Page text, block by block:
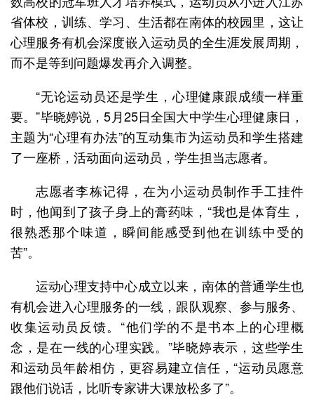
省体校，训练、学习、生活都在南体的校园里，这让
心理服务有机会深度嵌入运动员的全生涯发展周期，
而不是等到问题爆发再介入调整。
“无论运动员还是学生，心理健康跟成绩一样重
要。”毕晓婷说，5月25日全国大中学生心理健康日，
主题为“心理有办法”的互动集市为运动员和学生搭建
了一座桥，活动面向运动员，学生担当志愿者。
志愿者李栋记得，在为小运动员制作手工挂件
时，他闻到了孩子身上的膏药味，“我也是体育生，
很熟悉那个味道，瞬间能感受到他在训练中受的
苦”。
运动心理支持中心成立以来，南体的普通学生也
有机会进入心理服务的一线，跟队观察、参与服务、
收集运动员反馈。“他们学的不是书本上的心理概
念，是在一线的心理实践。”毕晓婷表示，这些学生
和运动员年龄相仿，更容易建立信任，“运动员愿意
跟他们说话，比听专家讲大课放松多了”。